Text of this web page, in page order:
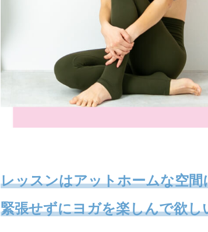
レッスンはアットホームな空間
緊張せずにヨガを楽しんで欲し